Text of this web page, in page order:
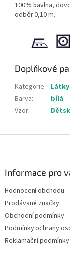
100% bavlna,
odběr 0,10 m.
Doplňkové
Kategorie:
Barva:
bílá
Vzor:
Informace pro
Hodnocení obchodu
Prodávané značky
Obchodní podmínky
Podmínky ochrany
Reklamační podmínky